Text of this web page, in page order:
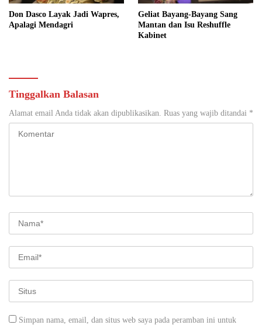
Don Dasco Layak Jadi Wapres,
Apalagi Mendagri
Geliat Bayang-Bayang Sang
Mantan dan Isu Reshuffle
Kabinet
Tinggalkan Balasan
Alamat email Anda tidak akan dipublikasikan. Ruas yang wajib ditandai *
Simpan nama, email, dan situs web saya pada peramban ini untuk